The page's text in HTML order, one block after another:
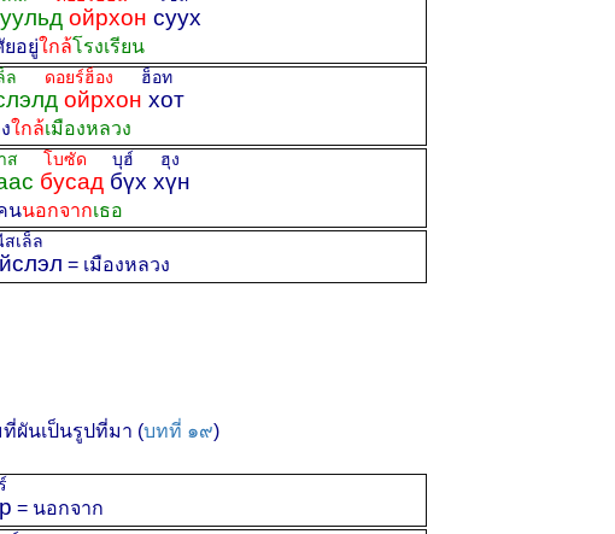
ойрхон суух
ยอยู่ใกล้โรงเรียน
ойрхон хот
ล ดอยร์ฮ็อง ฮ็อท
ใกล้เมืองหลวง
бусад бүх хүн
ส โบซัด บุฮ์ ฮุง
นนอกจากเธอ
เล็ล
= เมืองหลวง
ผันเป็นรูปที่มา (บทที่ ๑๙)
= นอกจาก